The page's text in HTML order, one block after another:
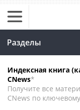
Разделы
Индексная книга
CNews*
Получите все
CNews по